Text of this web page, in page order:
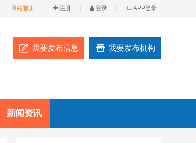
网站首页 注册 登录 APP登录
我要发布机构
我要发布信息
新闻资讯